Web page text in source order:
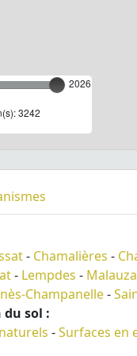
2026
3242
- Chamalières -
- Lempdes -
Champanelle-
du sol :
-Surfaces en